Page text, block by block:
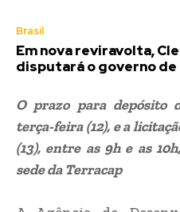
Brasil
Em nova reviravolta,
disputará o governo de
O prazo para depósito
terça-feira (12), e a
(13), entre as 9h e as
sede da Terracap